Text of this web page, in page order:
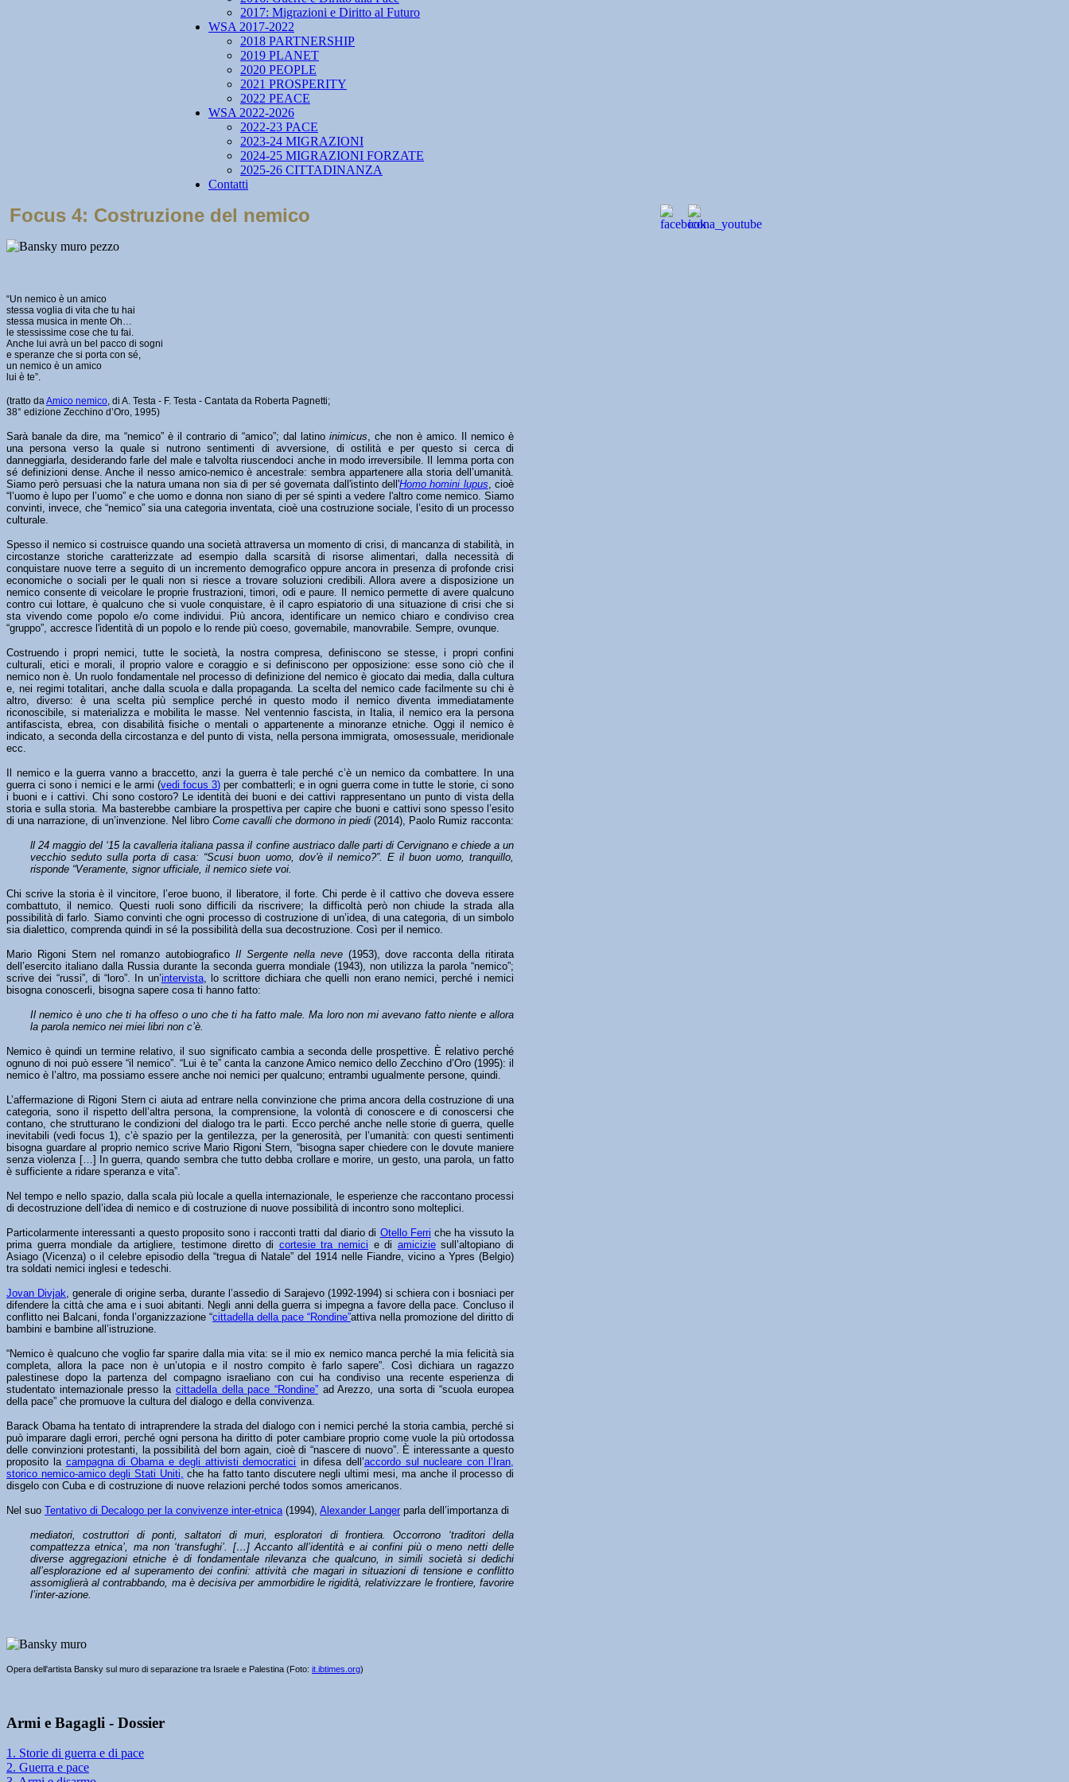
2017: Migrazioni e Diritto al Futuro
WSA 2017-2022
2018 PARTNERSHIP
2019 PLANET
2020 PEOPLE
2021 PROSPERITY
2022 PEACE
WSA 2022-2026
2022-23 PACE
2023-24 MIGRAZIONI
2024-25 MIGRAZIONI FORZATE
2025-26 CITTADINANZA
Contatti
Focus 4: Costruzione del nemico
“Un nemico è un amico
stessa voglia di vita che tu hai
stessa musica in mente Oh…
le stessissime cose che tu fai.
Anche lui avrà un bel pacco di sogni
e speranze che si porta con sé,
un nemico è un amico
lui è te”.
(tratto daAmico nemico, di A. Testa - F. Testa - Cantata da Roberta Pagnetti;
38° edizione Zecchino d’Oro, 1995)
Sarà banale da dire, ma “nemico” è il contrario di “amico”; dal latino inimicus, che non è amico. Il nemico è
una persona verso la quale si nutrono sentimenti di avversione, di ostilità e per questo si cerca di
danneggiarla, desiderando farle del male e talvolta riuscendoci anche in modo irreversibile. Il lemma porta con
sé definizioni dense. Anche il nesso amico-nemico è ancestrale: sembra appartenere alla storia dell’umanità.
Siamo però persuasi che la natura umana non sia di per sé governata dall'istinto dell'Homo homini lupus, cioè
“l’uomo è lupo per l’uomo” e che uomo e donna non siano di per sé spinti a vedere l'altro come nemico. Siamo
convinti, invece, che “nemico” sia una categoria inventata, cioè una costruzione sociale, l’esito di un processo
culturale.
Spesso il nemico si costruisce quando una società attraversa un momento di crisi, di mancanza di stabilità, in
circostanze storiche caratterizzate ad esempio dalla scarsità di risorse alimentari, dalla necessità di
conquistare nuove terre a seguito di un incremento demografico oppure ancora in presenza di profonde crisi
economiche o sociali per le quali non si riesce a trovare soluzioni credibili. Allora avere a disposizione un
nemico consente di veicolare le proprie frustrazioni, timori, odi e paure. Il nemico permette di avere qualcuno
contro cui lottare, è qualcuno che si vuole conquistare, è il capro espiatorio di una situazione di crisi che si
sta vivendo come popolo e/o come individui. Più ancora, identificare un nemico chiaro e condiviso crea
“gruppo”, accresce l'identità di un popolo e lo rende più coeso, governabile, manovrabile. Sempre, ovunque.
Costruendo i propri nemici, tutte le società, la nostra compresa, definiscono se stesse, i propri confini
culturali, etici e morali, il proprio valore e coraggio e si definiscono per opposizione: esse sono ciò che il
nemico non è. Un ruolo fondamentale nel processo di definizione del nemico è giocato dai media, dalla cultura
e, nei regimi totalitari, anche dalla scuola e dalla propaganda. La scelta del nemico cade facilmente su chi è
altro, diverso: è una scelta più semplice perché in questo modo il nemico diventa immediatamente
riconoscibile, si materializza e mobilita le masse. Nel ventennio fascista, in Italia, il nemico era la persona
antifascista, ebrea, con disabilità fisiche o mentali o appartenente a minoranze etniche. Oggi il nemico è
indicato, a seconda della circostanza e del punto di vista, nella persona immigrata, omosessuale, meridionale
ecc.
Il nemico e la guerra vanno a braccetto, anzi la guerra è tale perché c’è un nemico da combattere. In una
guerra ci sono i nemici e le armi (vedi focus 3) per combatterli; e in ogni guerra come in tutte le storie, ci sono
i buoni e i cattivi. Chi sono costoro? Le identità dei buoni e dei cattivi rappresentano un punto di vista della
storia e sulla storia. Ma basterebbe cambiare la prospettiva per capire che buoni e cattivi sono spesso l’esito
di una narrazione, di un’invenzione. Nel libro Come cavalli che dormono in piedi (2014), Paolo Rumiz racconta:
ll 24 maggio del ‘15 la cavalleria italiana passa il confine austriaco dalle parti di Cervignano e chiede a un
vecchio seduto sulla porta di casa: “Scusi buon uomo, dov'è il nemico?”. E il buon uomo, tranquillo,
risponde “Veramente, signor ufficiale, il nemico siete voi.
Chi scrive la storia è il vincitore, l’eroe buono, il liberatore, il forte. Chi perde è iI cattivo che doveva essere
combattuto, il nemico. Questi ruoli sono difficili da riscrivere; la difficoltà però non chiude la strada alla
possibilità di farlo. Siamo convinti che ogni processo di costruzione di un’idea, di una categoria, di un simbolo
sia dialettico, comprenda quindi in sé la possibilità della sua decostruzione. Così per il nemico.
Mario Rigoni Stern nel romanzo autobiograficoIl Sergente nella neve(1953), dove racconta della ritirata
dell’esercito italiano dalla Russia durante la seconda guerra mondiale (1943), non utilizza la parola “nemico”;
scrive dei “russi”, di “loro”. In un’intervista, lo scrittore dichiara che quelli non erano nemici, perché i nemici
bisogna conoscerli, bisogna sapere cosa ti hanno fatto:
Il nemico è uno che ti ha offeso o uno che ti ha fatto male. Ma loro non mi avevano fatto niente e allora
la parola nemico nei miei libri non c’è.
Nemico è quindi un termine relativo, il suo significato cambia a seconda delle prospettive. È relativo perché
ognuno di noi può essere “il nemico”. “Lui è te” canta la canzone Amico nemico dello Zecchino d’Oro (1995): il
nemico è l’altro, ma possiamo essere anche noi nemici per qualcuno; entrambi ugualmente persone, quindi.
L’affermazione di Rigoni Stern ci aiuta ad entrare nella convinzione che prima ancora della costruzione di una
categoria, sono il rispetto dell’altra persona, la comprensione, la volontà di conoscere e di conoscersi che
contano, che strutturano le condizioni del dialogo tra le parti. Ecco perché anche nelle storie di guerra, quelle
inevitabili (vedi focus 1), c’è spazio per la gentilezza, per la generosità, per l’umanità: con questi sentimenti
bisogna guardare al proprio nemico scrive Mario Rigoni Stern, “bisogna saper chiedere con le dovute maniere
senza violenza […] In guerra, quando sembra che tutto debba crollare e morire, un gesto, una parola, un fatto
è sufficiente a ridare speranza e vita”.
Nel tempo e nello spazio, dalla scala più locale a quella internazionale, le esperienze che raccontano processi
di decostruzione dell’idea di nemico e di costruzione di nuove possibilità di incontro sono molteplici.
Particolarmente interessanti a questo proposito sono i racconti tratti dal diario di Otello Ferri che ha vissuto la
prima guerra mondiale da artigliere, testimone diretto di cortesie tra nemici e di amiciziesull’altopiano di
Asiago (Vicenza) o il celebre episodio della “tregua di Natale” del 1914 nelle Fiandre, vicino a Ypres (Belgio)
tra soldati nemici inglesi e tedeschi.
Jovan Divjak, generale di origine serba, durante l’assedio di Sarajevo (1992-1994) si schiera con i bosniaci per
difendere la città che ama e i suoi abitanti. Negli anni della guerra si impegna a favore della pace. Concluso il
conflitto nei Balcani, fonda l’organizzazione “cittadella della pace “Rondine”attiva nella promozione del diritto di
bambini e bambine all’istruzione.
“Nemico è qualcuno che voglio far sparire dalla mia vita: se il mio ex nemico manca perché la mia felicità sia
completa, allora la pace non è un’utopia e il nostro compito è farlo sapere”. Così dichiara un ragazzo
palestinese dopo la partenza del compagno israeliano con cui ha condiviso una recente esperienza di
studentato internazionale presso la cittadella della pace “Rondine” ad Arezzo, una sorta di “scuola europea
della pace” che promuove la cultura del dialogo e della convivenza.
Barack Obama ha tentato di intraprendere la strada del dialogo con i nemici perché la storia cambia, perché si
può imparare dagli errori, perché ogni persona ha diritto di poter cambiare proprio come vuole la più ortodossa
delle convinzioni protestanti, la possibilità del born again, cioè di “nascere di nuovo”. È interessante a questo
proposito la campagna di Obama e degli attivisti democratici in difesa dell’accordo sul nucleare con l’Iran,
storico nemico-amico degli Stati Uniti, che ha fatto tanto discutere negli ultimi mesi, ma anche il processo di
disgelo con Cuba e di costruzione di nuove relazioni perché todos somos americanos.
Nel suo Tentativo di Decalogo per la convivenze inter-etnica(1994), Alexander Langer parla dell’importanza di
mediatori, costruttori di ponti, saltatori di muri, esploratori di frontiera. Occorrono ‘traditori della
compattezza etnica’, ma non ‘transfughi’. […] Accanto all’identità e ai confini più o meno netti delle
diverse aggregazioni etniche è di fondamentale rilevanza che qualcuno, in simili società si dedichi
all’esplorazione ed al superamento dei confini: attività che magari in situazioni di tensione e conflitto
assomiglierà al contrabbando, ma è decisiva per ammorbidire le rigidità, relativizzare le frontiere, favorire
l’inter-azione.
Opera dell'artista Bansky sul muro di separazione tra Israele e Palestina (Foto: it.ibtimes.org)
Armi e Bagagli - Dossier
1. Storie di guerra e di pace
2. Guerra e pace